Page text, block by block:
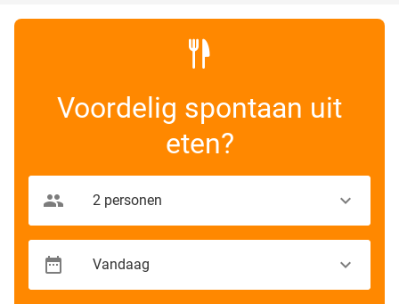
Voordelig spontaan uit
eten?